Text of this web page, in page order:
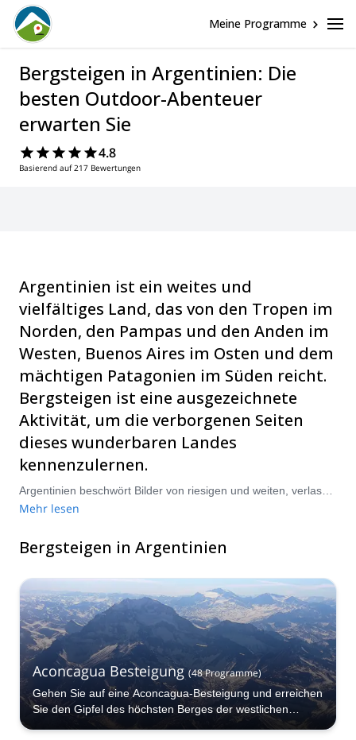
Meine Programme
Bergsteigen in Argentinien: Die
besten Outdoor-Abenteuer
erwarten Sie
4.8
Basierend auf 217 Bewertungen
Argentinien ist ein weites und
vielfältiges Land, das von den Tropen im
Norden, den Pampas und den Anden im
Westen, Buenos Aires im Osten und dem
mächtigen Patagonien im Süden reicht.
Bergsteigen ist eine ausgezeichnete
Aktivität, um die verborgenen Seiten
dieses wunderbaren Landes
kennenzulernen.
Mehr lesen
Bergsteigen in Argentinien
Aconcagua Besteigung (48Programme)
Gehen Sie auf eine Aconcagua-Besteigung und erreichen
Sie den Gipfel des höchsten Berges der westlichen